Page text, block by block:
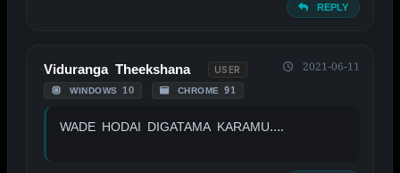
REPLY
Viduranga Theekshana USER
WINDOWS 10 CHROME 91
2021-06-11
WADE HODAI DIGATAMA KARAMU….